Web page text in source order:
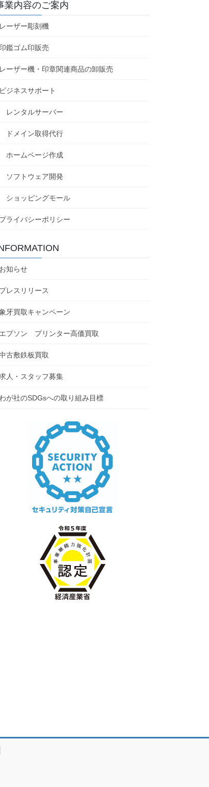
業内容のご案内
レーザー彫刻機
印鑑ゴム印販売
レーザー機・印章関連商品の卸販売
ビジネスサポート
レンタルサーバー
ドメイン取得代行
ホームページ作成
ソフトウェア開発
ショッピングモール
プライバシーポリシー
お知らせ
プレスリリース
牙買取キャンペーン
エプソン プリンター高価買取
古敷鉄板買取
人・スタッフ募集
わが社のSDGsへの取り組み目標